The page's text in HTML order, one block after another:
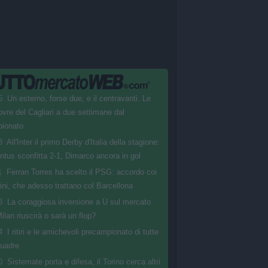
Un esterno, forse due, e il centravanti. Le
del Cagliari a due settimane dal
All'Inter il primo Derby d'Italia della stagione:
sconfitta 2-1, Dimarco ancora in gol
Ferran Torres ha scelto il PSG: accordo coi
che adesso trattano col Barcellona
La coraggiosa inversione a U sul mercato
riuscirà o sarà un flop?
I ritiri e le amichevoli precampionato di tutte
Sistemate porta e difesa, il Torino cerca altri